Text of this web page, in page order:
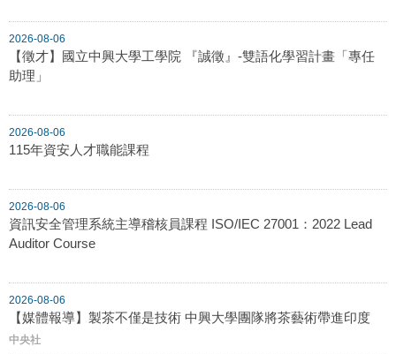
2026-08-06
【徵才】國立中興大學工學院 『誠徵』-雙語化學習計畫「專任
助理」
2026-08-06
115年資安人才職能課程
2026-08-06
資訊安全管理系統主導稽核員課程 ISO/IEC 27001：2022 Lead
Auditor Course
2026-08-06
【媒體報導】製茶不僅是技術 中興大學團隊將茶藝術帶進印度
中央社